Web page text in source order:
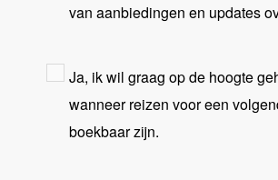
van aanbiedingen en updates
Ja, ik wil graag op de hoogte
wanneer reizen voor een
boekbaar zijn.